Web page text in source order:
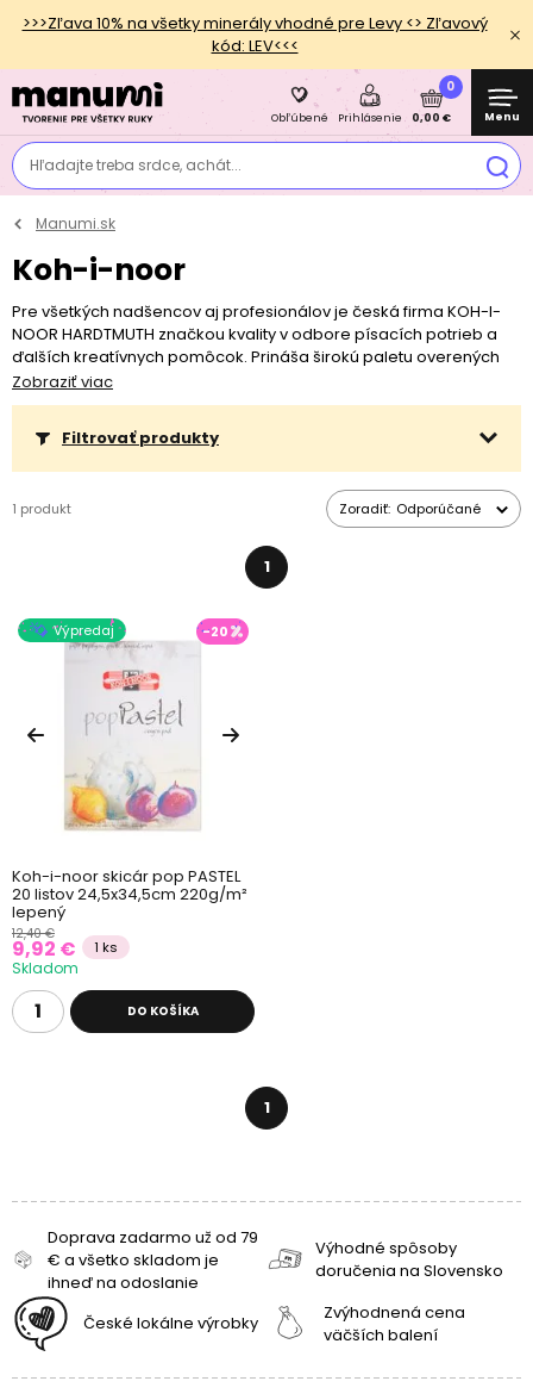
>>>Zľava 10% na všetky minerály vhodné pre Levy <> Zľavový
kód: LEV<<<
Hľadajte treba srdce, achát...
Obľúbené Prihlásenie
0
0,00 € Menu
Manumi.sk
Koh-i-noor
Pre všetkých nadšencov aj profesionálov je česká firma KOH-I-
NOOR HARDTMUTH značkou kvality v odbore písacích potrieb a
ďalších kreatívnych pomôcok. Prináša širokú paletu overených
produktov, z ktorých v našej ponuke nájdete ceruzky, tuhy, uhlíky,
pastelky, krepové papiere alebo skicáre. Už od roku 1848 funguje
továreň KOH-I-NOOR HARDMUTH v Českých Budejoviciach, ktorá
dodnes zaisťuje najväčší objem výroby a odkiaľ je firma riadená.
V súčasnej dobe spoločnosť vyváža svoje produkty do viac než
90 krajín sveta a obľúbenosti sa tak teší nielen v Českej republike,
ale aj v zahraničí.
Zobraziť viac
Filtrovať produkty
1 produkt Zoradiť: Odporúčané
1
Výpredaj -20
Koh-i-noor skicár pop PASTEL
20 listov 24,5x34,5cm 220g/m²
lepený
12,40 €
9,92 € 1 ks
Skladom
DO KOŠÍKA
1
Doprava zadarmo už od 79
€ a všetko skladom je
ihneď na odoslanie
Výhodné spôsoby
doručenia na Slovensko
České lokálne výrobky
Zvýhodnená cena
väčších balení